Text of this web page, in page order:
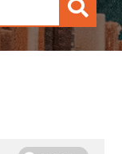
검
색